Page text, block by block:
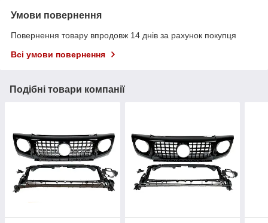
Умови повернення
Повернення товару впродовж 14 днів за рахунок покупця
Всі умови повернення
Подібні товари компанії